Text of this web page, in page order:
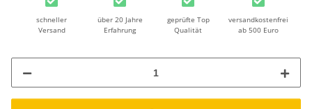
schneller
Versand
über 20 Jahre
Erfahrung
geprüfte Top
Qualität
versandkostenfrei
ab 500 Euro